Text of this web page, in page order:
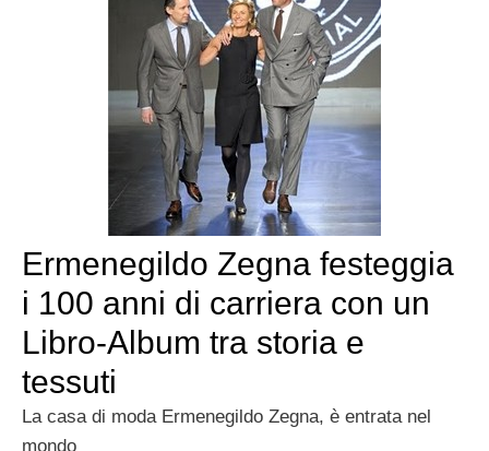
Ermenegildo Zegna festeggia
i 100 anni di carriera con un
Libro-Album tra storia e
tessuti
La casa di moda Ermenegildo Zegna, è entrata nel
mondo